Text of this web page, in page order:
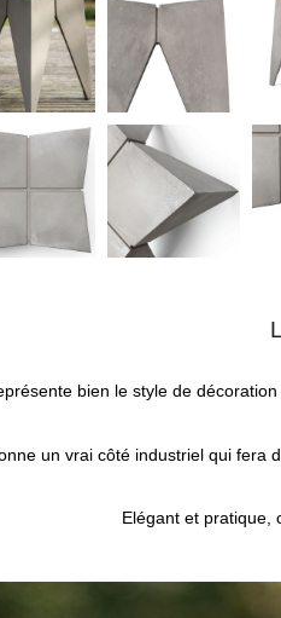
bien le style de
un vrai côté industriel qui fera
Elégant et pratique,